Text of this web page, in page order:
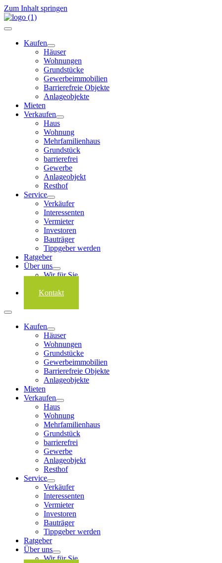
Zum Inhalt springen
Kaufen
Häuser
Wohnungen
Grundstücke
Gewerbeimmobilien
Barrierefreie Objekte
Anlageobjekte
Mieten
Verkaufen
Haus
Wohnung
Mehrfamilienhaus
Grundstück
barrierefrei
Gewerbe
Anlageobjekt
Resthof
Service
Verkäufer
Interessenten
Vermieter
Investoren
Bauträger
Tippgeber werden
Ratgeber
Über uns
Wir für Sie
Kontakt
Kaufen
Häuser
Wohnungen
Grundstücke
Gewerbeimmobilien
Barrierefreie Objekte
Anlageobjekte
Mieten
Verkaufen
Haus
Wohnung
Mehrfamilienhaus
Grundstück
barrierefrei
Gewerbe
Anlageobjekt
Resthof
Service
Verkäufer
Interessenten
Vermieter
Investoren
Bauträger
Tippgeber werden
Ratgeber
Über uns
Wir für Sie